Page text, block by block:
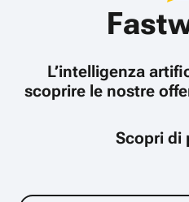
L’intelligenza
scoprire le nostre
Scopri di